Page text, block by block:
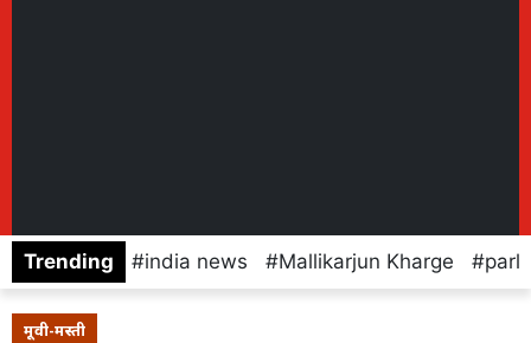
Trending india news Mallikarjun Kharge
मूवी-मस्ती